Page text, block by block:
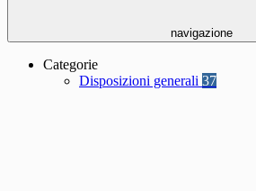
navigazione
Categorie
Disposizioni generali 37